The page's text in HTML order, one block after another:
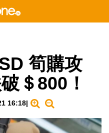
筍購攻
＄800！
16:18|